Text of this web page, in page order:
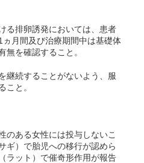
る排卵誘発においては、患者
月間及び治療期間中は基礎体
無を確認すること。
継続することがないよう、服
こと。
のある女性には投与しないこ
ギ）で胎児への移行が認めら
ラット）で催奇形作用が報告